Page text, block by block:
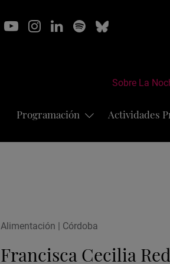
Sobre La
Programación Actividades
Alimentación | Córdoba
Francisca Cecilia